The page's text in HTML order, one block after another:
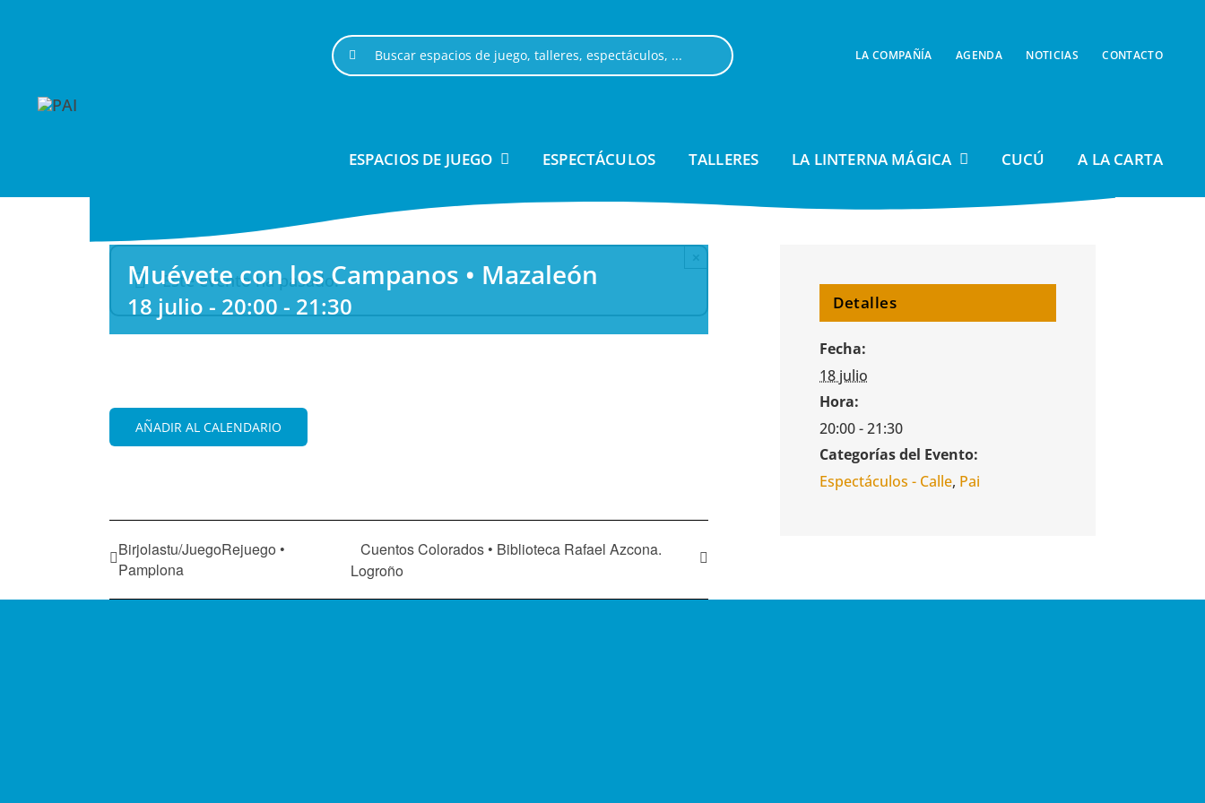
Buscar: LA COMPAÑÍA AGENDA NOTICIAS CONTACTO
ESPACIOS DE JUEGO ESPECTÁCULOS TALLERES LA LINTERNA MÁGICA CUCÚ A LA CARTA
Este evento ha pasado.
Muévete con los Campanos • Mazaleón
18 julio - 20:00 - 21:30
AÑADIR AL CALENDARIO
Birjolastu/JuegoRejuego •
Pamplona
Cuentos Colorados • Biblioteca Rafael Azcona.
Logroño
Detalles
Fecha:
18 julio
Hora:
20:00 - 21:30
Categorías del Evento:
Espectáculos - Calle, Pai